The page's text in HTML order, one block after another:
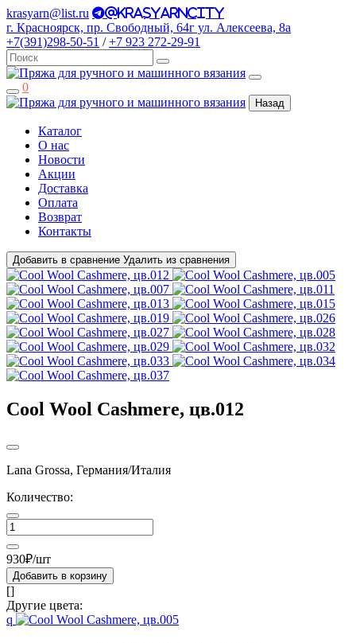
krasyarn@list.ru @krasyarncity
г. Красноярск, пр. Свободный, 64г ул. Алексеева, 8а
+7(391)298-50-51 / +7 923 272-29-91
0
Назад
Каталог
О нас
Новости
Акции
Доставка
Оплата
Возврат
Контакты
Добавить в сравнение Удалить из сравнения
Cool Wool Cashmere, цв.012
Lana Grossa, Германия/Италия
Количество:
930₽/шт
Добавить в корзину
[]
Другие цвета:
q